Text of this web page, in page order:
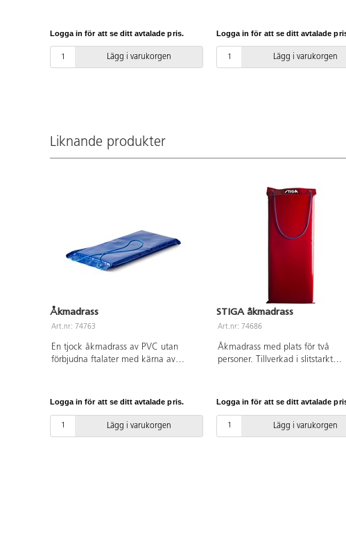
Logga in för att se ditt avtalade pris.
Lägg i varukorgen
Logga in för att se ditt avtalade
Lägg i varukorgen
Liknande produkter
Åkmadrass
Art.nr: 74763
En tjock åkmadrass av PVC utan
förbjudna ftalater med kärna av
Logga in för att se ditt avtalade pris.
Lägg i varukorgen
STIGA åkmadrass
Art.nr: 74686
Åkmadrass med plats för två
personer. Tillverkad i slitstarkt
förbjudna ftalater, polyuretan och
polypropen. Från 3 år.
Logga in för att se ditt avtalade
Lägg i varukorgen